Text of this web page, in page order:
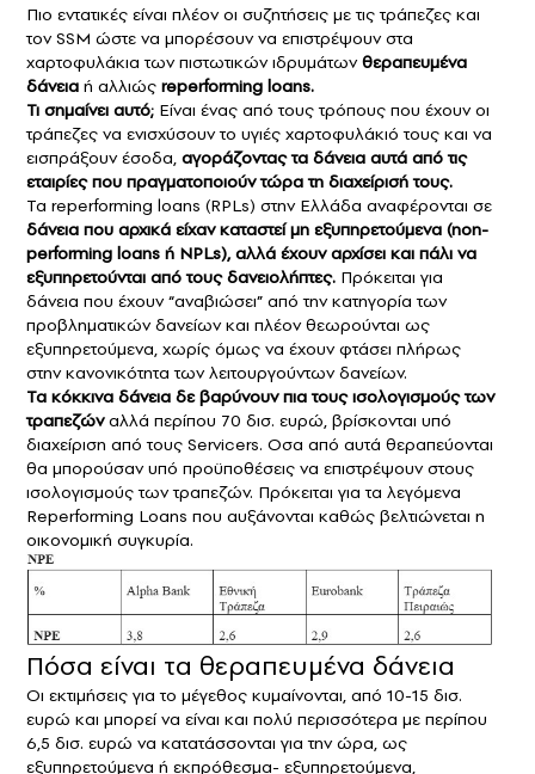
Πιο εντατικές είναι πλέον οι συζητήσεις με τις τράπεζες και
τον SSM ώστε να μπορέσουν να επιστρέψουν στα
χαρτοφυλάκια των πιστωτικών ιδρυμάτωνθεραπευμένα
δάνεια ή αλλιώς reperforming loans.
Τι σημαίνει αυτό; Eίναι ένας από τους τρόπους που έχουν οι
τράπεζες να ενισχύσουν το υγιές χαρτοφυλάκιό τους και να
εισπράξουν έσοδα, αγοράζοντας τα δάνεια αυτά από τις
εταιρίες που πραγματοποιούν τώρα τη διαχείρισή τους.
Τα reperforming loans (RPLs) στην Ελλάδα αναφέρονται σε
δάνεια που αρχικά είχαν καταστεί μη εξυπηρετούμενα (non-
performing loans ή NPLs), αλλά έχουν αρχίσει και πάλι να
εξυπηρετούνται από τους δανειολήπτες. Πρόκειται για
δάνεια που έχουν “αναβιώσει” από την κατηγορία των
προβληματικών δανείων και πλέον θεωρούνται ως
εξυπηρετούμενα, χωρίς όμως να έχουν φτάσει πλήρως
στην κανονικότητα των λειτουργούντων δανείων.
Τα κόκκινα δάνεια δε βαρύνουν πια τους ισολογισμούς των
τραπεζώναλλά περίπου 70 δισ. ευρώ, βρίσκονται υπό
διαχείριση από τους Servicers. Οσα από αυτά θεραπεύονται
θα μπορούσαν υπό προϋποθέσεις να επιστρέψουν στους
ισολογισμούς των τραπεζών. Πρόκειται για τα λεγόμενα
Reperforming Loans που αυξάνονται καθώς βελτιώνεται η
οικονομική συγκυρία.
Πόσα είναι τα θεραπευμένα δάνεια
Οι εκτιμήσεις για το μέγεθος κυμαίνονται, από 10-15 δισ.
ευρώ και μπορεί να είναι και πολύ περισσότερα με περίπου
6,5 δισ. ευρώ να κατατάσσονται για την ώρα, ως
εξυπηρετούμενα ή εκπρόθεσμα- εξυπηρετούμενα,